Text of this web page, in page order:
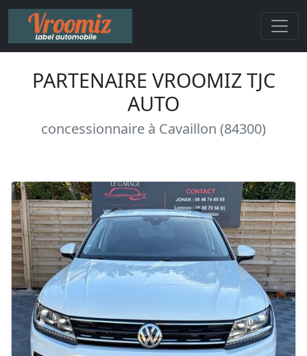
PARTENAIRE VROOMIZ TJC
AUTO
concessionnaire à Cavaillon (84300)